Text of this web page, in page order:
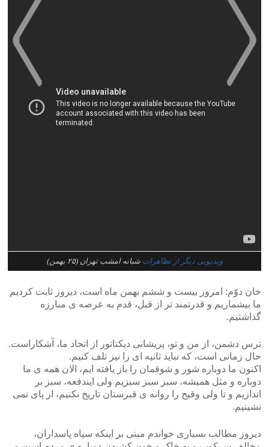
ویدیویی دیگر از تظاهرات شبانه امشب تهران (۲۵ بهمن)
خان دوّم: امروز بیست و ششم بهمن ماه است، دیروز ثابت کردیم
ما بیشماریم و قدرتمند تر از قبل، قدم به عرصه ی مبارزه
گذاشتیم.
ترس دشمن، از من و تو، پریشانی دیکتاتور از اتحاد ما، آشکاراست.
حال زمانی است، که نباید ثانیه ای را نیز تلف کنیم.
اکنون ما دوباره شور و شوقمان را باز یافته ایم، الان همه ی ما
دوباره و مثل همیشه، سبز سبز سبزیم ولی ایندفعه، سبز بر
اندازیم و تا ولی وقیح را روانه ی قبرستان تاریخ نکنیم، از پای نمی
نشینیم.
دیروز مطالب بسیاری خواندم مبنی بر اینکه سپاه پاسداران،
>